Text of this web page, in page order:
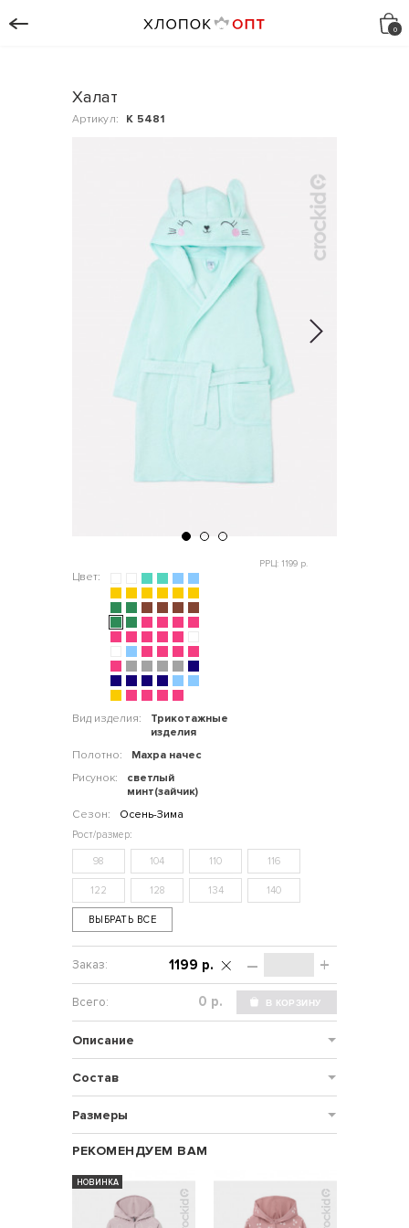
Халат
Артикул: К 5481
Цвет:
Вид изделия:
Трикотажные
изделия
Полотно:
Махра начес
Рисунок:
светлый
минт(зайчик)
Сезон:
Осень-Зима
РРЦ: 1199 р.
98 104 110 116
122 128 134 140
ВЫБРАТЬ ВСЕ
– +
1199 р.
р.
Описание
Состав
Размеры
РЕКОМЕНДУЕМ ВАМ
НОВИНКА